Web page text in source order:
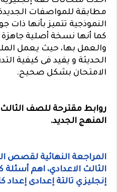
مطابقة للمواصفات
النموذجية تتميز بأنها ذات
كما أنها نسخة أصلية
والعمل بها، حيث يعمل
الحديثة و يفيد فى كيفية
الامتحان بشكل صحيح.
روابط مقترحة للصف الثالث
المنهج الجديد.
المراجعة النهائية لقصص
الثالث الاعدادي، اهم
إنجليزي تالتة إعدادى إعداد